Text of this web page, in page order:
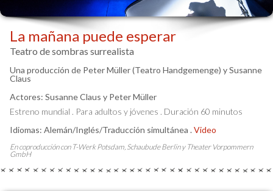
La mañana puede esperar
Teatro de sombras surrealista
Una producción de Peter Müller (Teatro Handgemenge) y Susanne
Claus
Actores: Susanne Claus y Peter Müller
Estreno mundial . Para adultos y jóvenes . Duración 60 minutos
Idiomas: Alemán/Inglés/Traducción simultánea .Video
En coproducción con T-Werk Potsdam, Schaubude Berlin y Theater Vorpommern
GmbH